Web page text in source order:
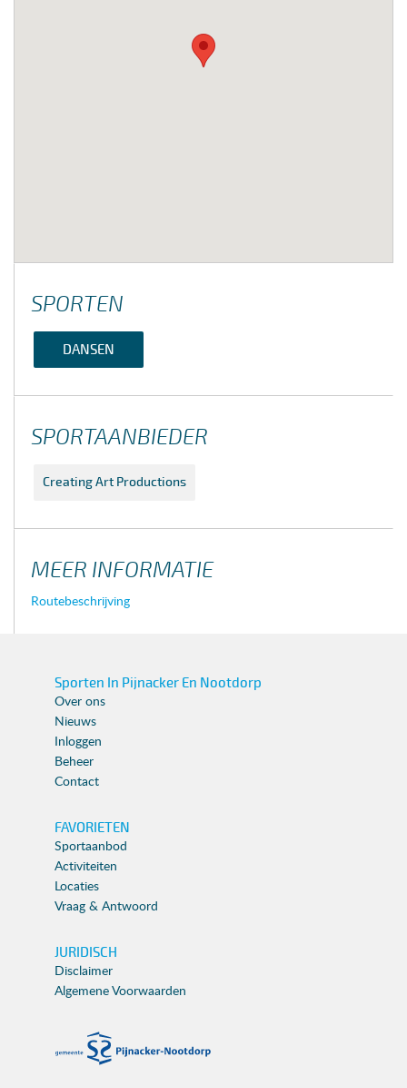
SPORTEN
DANSEN
SPORTAANBIEDER
Creating Art Productions
MEER INFORMATIE
Routebeschrijving
Sporten In Pijnacker En Nootdorp
Over ons
Nieuws
Inloggen
Beheer
Contact
FAVORIETEN
Sportaanbod
Activiteiten
Locaties
Vraag & Antwoord
JURIDISCH
Disclaimer
Algemene Voorwaarden